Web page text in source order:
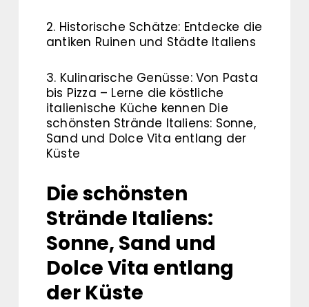
2. Historische Schätze: Entdecke die
antiken Ruinen und Städte Italiens
3. Kulinarische Genüsse: Von Pasta
bis Pizza – Lerne die köstliche
italienische Küche kennen Die
schönsten Strände Italiens: Sonne,
Sand und Dolce Vita entlang der
Küste
Die schönsten
Strände Italiens:
Sonne, Sand und
Dolce Vita entlang
der Küste